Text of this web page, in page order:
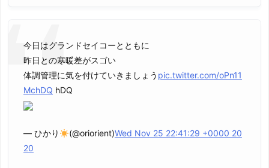
今日はグランドセイコーとともに
昨日との寒暖差がスゴい
体調管理に気を付けていきましょう pic.twitter.com/oPn11
MchDQ hDQ
— ひかり (@oriorient)Wed Nov 25 22:41:29 +0000 20
20